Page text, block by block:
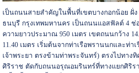
เป็นถนนสายสำคัญในพื้นที่เขตบางกอกน้อย ฝั่ง
ธนบุรี กรุงเทพมหานคร เป็นถนนแอสฟัลต์ 4 ช่อ
ความยาวประมาณ 950 เมตร เขตถนนกว้าง
11.40 เมตร เริ่มต้นจากท่าเรือพรานนกและท่า
เจ้าพระยา ตรงข้ามท่าพระจันทร์) ตรงไปทาง
ศิริราช ตัดกับถนนอรุณอมรินทร์ที่ทางแยกศิริ